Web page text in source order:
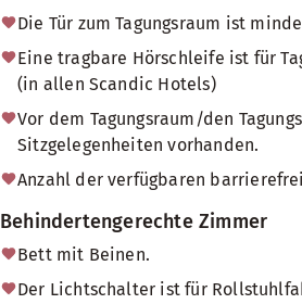
Die Tür zum Tagungsraum ist
Eine tragbare Hörschleife ist für
(in allen Scandic Hotels)
Vor dem Tagungsraum/den
Sitzgelegenheiten vorhanden.
Anzahl der verfügbaren
Behindertengerechte Zimmer
Bett mit Beinen.
Der Lichtschalter ist für